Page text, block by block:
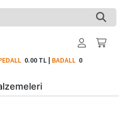
0.00 TL| BADALL0